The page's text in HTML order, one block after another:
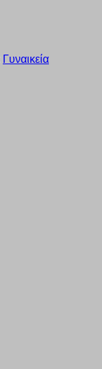
Γυναικεία